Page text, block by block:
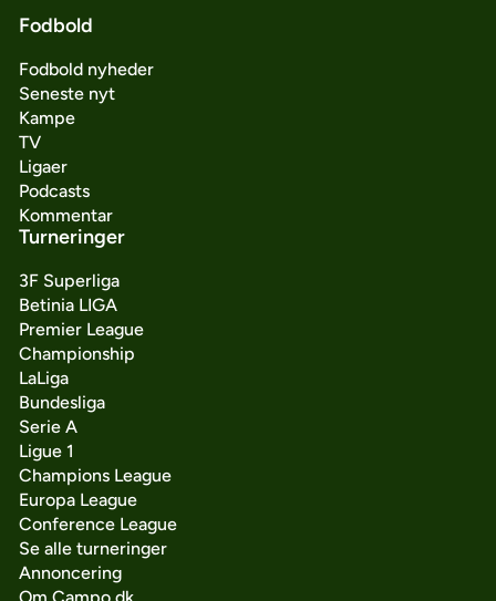
Fodbold
Fodbold nyheder
Seneste nyt
Kampe
TV
Ligaer
Podcasts
Kommentar
Turneringer
3F Superliga
Betinia LIGA
Premier League
Championship
LaLiga
Bundesliga
Serie A
Ligue 1
Champions League
Europa League
Conference League
Se alle turneringer
Annoncering